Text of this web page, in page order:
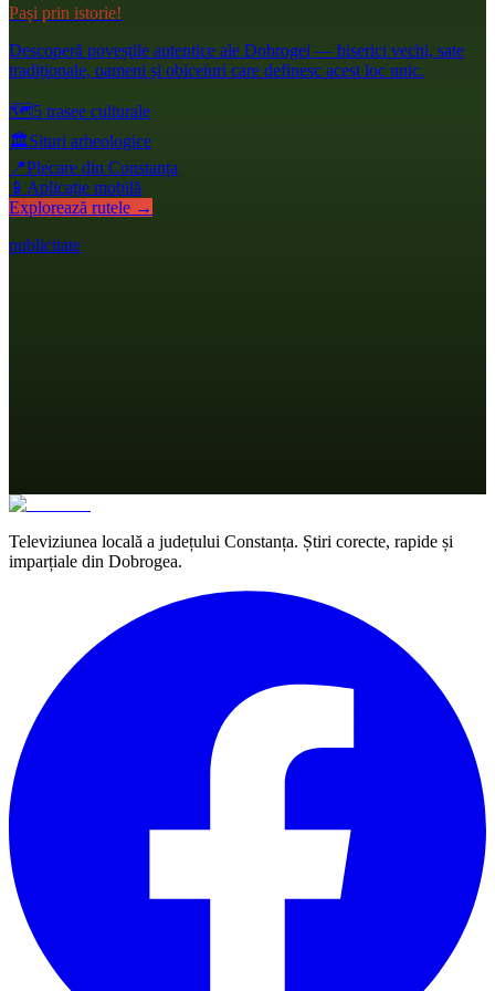
Pași prin istorie!
Descoperă poveștile autentice ale Dobrogei — biserici vechi, sate
tradiționale, oameni și obiceiuri care definesc acest loc unic.
🗺️5 trasee culturale
🏛️Situri arheologice
📍Plecare din Constanța
📱 Aplicație mobilă
Explorează rutele →
publicitate
Televiziunea locală a județului Constanța. Știri corecte, rapide și
imparțiale din Dobrogea.